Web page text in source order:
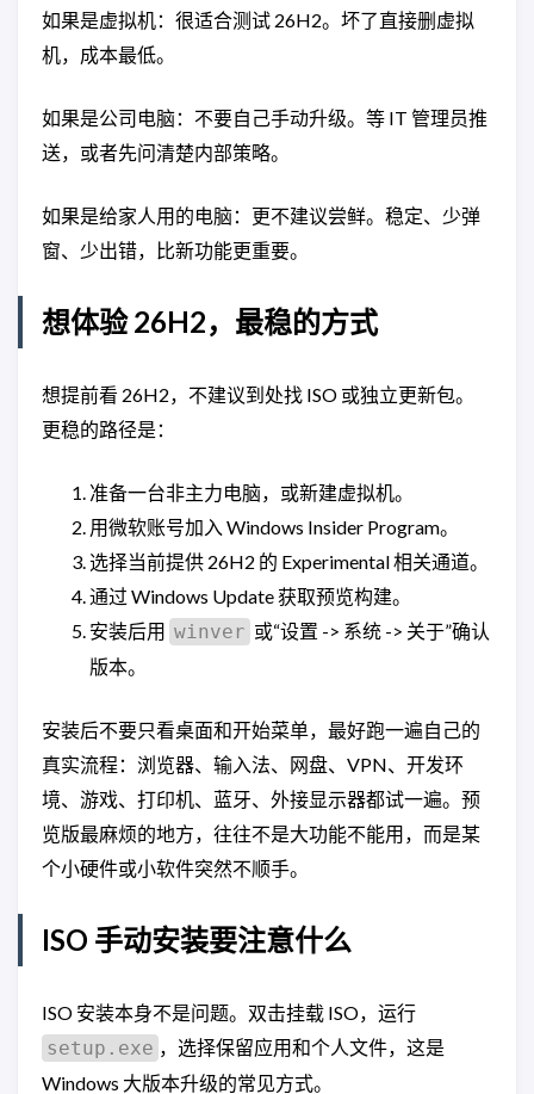
如果是虚拟机：很适合测试 26H2。坏了直接删虚拟
机，成本最低。
如果是公司电脑：不要自己手动升级。等 IT 管理员推
送，或者先问清楚内部策略。
如果是给家人用的电脑：更不建议尝鲜。稳定、少弹
窗、少出错，比新功能更重要。
想体验 26H2，最稳的方式
想提前看 26H2，不建议到处找 ISO 或独立更新包。
更稳的路径是：
准备一台非主力电脑，或新建虚拟机。
用微软账号加入 Windows Insider Program。
选择当前提供 26H2 的 Experimental 相关通道。
通过 Windows Update 获取预览构建。
安装后用 winver 或“设置 -> 系统 -> 关于”确认
版本。
安装后不要只看桌面和开始菜单，最好跑一遍自己的
真实流程：浏览器、输入法、网盘、VPN、开发环
境、游戏、打印机、蓝牙、外接显示器都试一遍。预
览版最麻烦的地方，往往不是大功能不能用，而是某
个小硬件或小软件突然不顺手。
ISO 手动安装要注意什么
ISO 安装本身不是问题。双击挂载 ISO，运行
setup.exe ，选择保留应用和个人文件，这是
Windows 大版本升级的常见方式。